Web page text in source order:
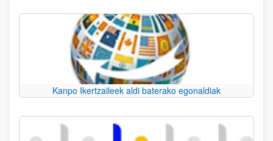
Kanpo Ikertzaileek aldi baterako egonaldiak